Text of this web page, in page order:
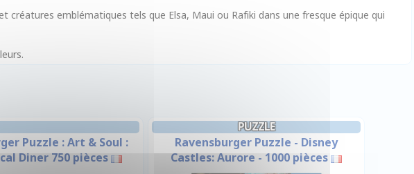
créatures emblématiques tels que Elsa, Maui ou Rafiki dans une fresque épique qui
Puzzle : Art & Soul :
Diner 750 pièces
PUZZLE
Ravensburger Puzzle - Disney
Castles: Aurore - 1000 pièces